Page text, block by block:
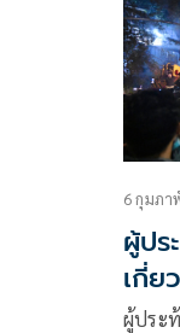
6 กุมภา
ผู้ปร
เกี่
ผู้ประ